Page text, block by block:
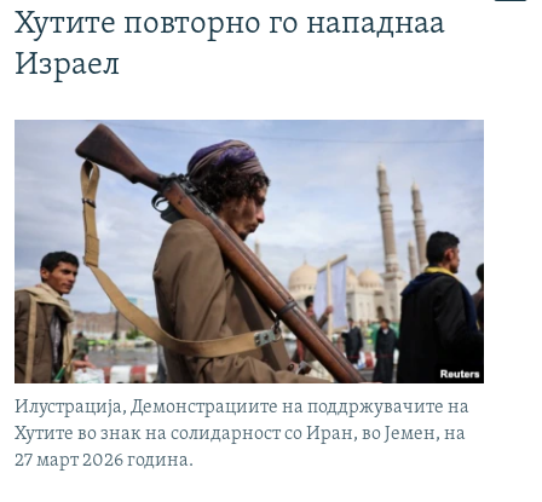
Хутите повторно го нападнаа
Израел
Илустрација, Демонстрациите на поддржувачите на
Хутите во знак на солидарност со Иран, во Јемен, на
27 март 2026 година.